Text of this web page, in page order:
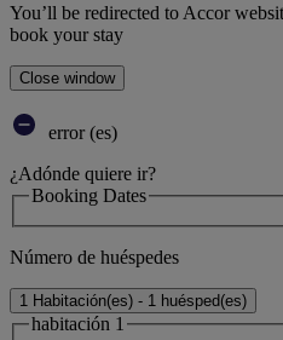
You’ll be redirected to Accor
book your stay
Close window
error (es)
¿Adónde quiere ir?
Booking Dates
Número de huéspedes
1 Habitación(es) - 1 huésped(es)
habitación 1